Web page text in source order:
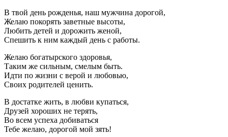
В твой день рожденья, наш мужчина дорогой,
Желаю покорять заветные высоты,
Любить детей и дорожить женой,
Спешить к ним каждый день с работы.
Желаю богатырского здоровья,
Таким же сильным, смелым быть.
Идти по жизни с верой и любовью,
Своих родителей ценить.
В достатке жить, в любви купаться,
Друзей хороших не терять,
Во всем успеха добиваться
Тебе желаю, дорогой мой зять!